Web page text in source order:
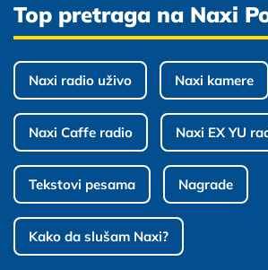
Top pretraga na Naxi
Naxi radio uživo Naxi kamere
Naxi Caffe radio Naxi EX YU
Tekstovi pesama Nagrade
Kako da slušam Naxi?